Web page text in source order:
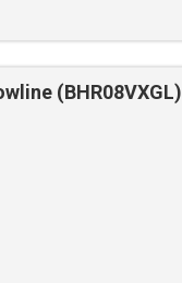
(BHR08VXGL)